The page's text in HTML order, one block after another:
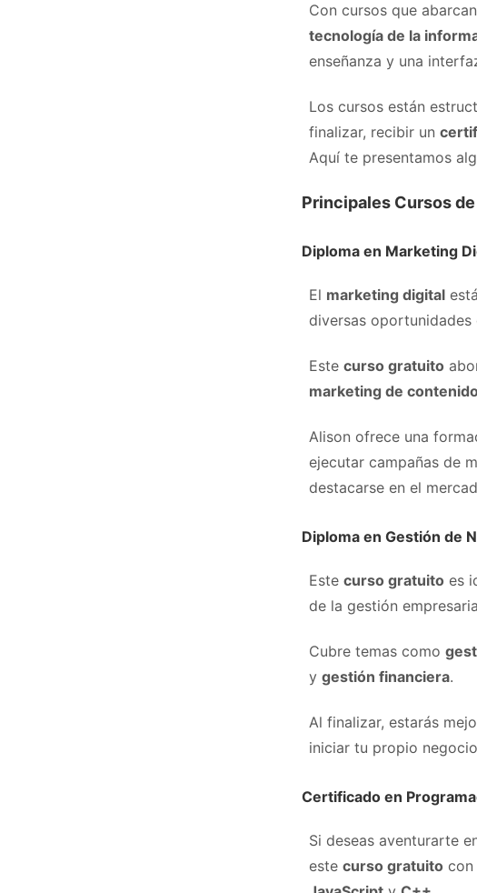
Con cursos que abarcan
tecnología de la
enseñanza y una
Los cursos están
finalizar, recibir un
Aquí te presentamos
Principales Cursos
Diploma en Marketing
El marketing digital
diversas oportunidades
Este curso gratuito
marketing de contenido
Alison ofrece una
ejecutar campañas de
destacarse en el
Diploma en Gestión de
Este curso gratuito es
de la gestión
Cubre temas como
y gestión financiera.
Al finalizar, estarás
iniciar tu propio
Certificado en
Si deseas aventurarte
este curso gratuito con